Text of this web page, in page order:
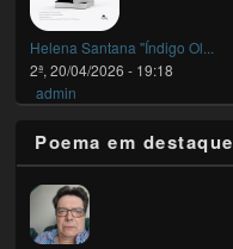
Helena Santana "Índigo Ol...
2ª, 20/04/2026 - 19:18
admin
Poema em destaque